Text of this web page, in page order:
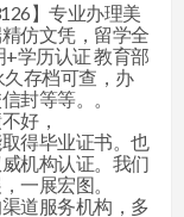
】专业办理美
仿文凭，留学全
学历认证 教育部
存档可查，办
封等等。。
好，
得毕业证书。也
机构认证。我们
一展宏图。
道服务机构，多